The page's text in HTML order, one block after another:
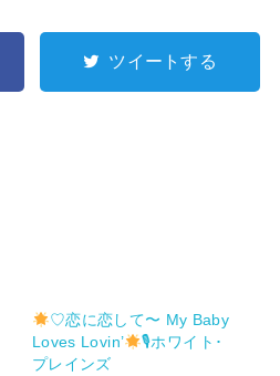
ツイートする
♡恋に恋して〜 My Baby
Loves Lovin’
🎙ホワイト･
プレインズ